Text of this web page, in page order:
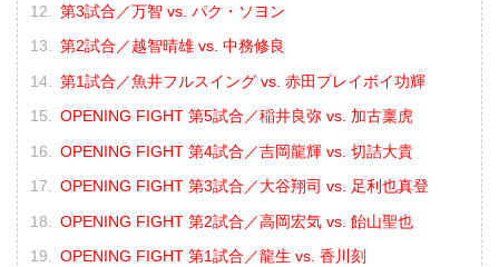
第3試合／万智 vs. パク・ソヨン
第2試合／越智晴雄 vs. 中務修良
第1試合／魚井フルスイング vs. 赤田プレイボイ功輝
OPENING FIGHT 第5試合／稲井良弥 vs. 加古稟虎
OPENING FIGHT 第4試合／吉岡龍輝 vs. 切詰大貴
OPENING FIGHT 第3試合／大谷翔司 vs. 足利也真登
OPENING FIGHT 第2試合／高岡宏気 vs. 飴山聖也
OPENING FIGHT 第1試合／龍生 vs. 香川刻